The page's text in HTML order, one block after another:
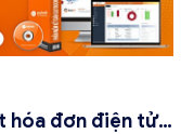
hóa đơn điện tử